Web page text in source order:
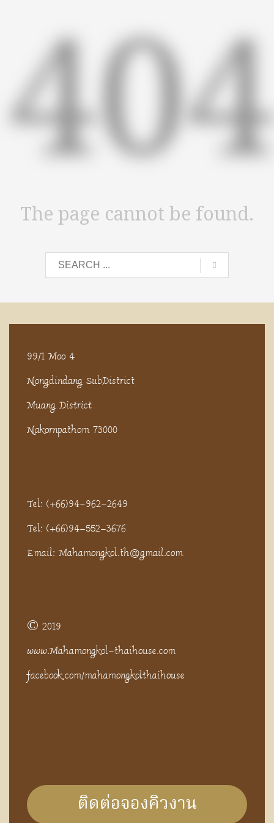
The page cannot be found.
99/1 Moo 4
Nongdindang SubDistrict
Muang District
Nakornpathom 73000
Tel: (+66)94-962-2649
Tel: (+66)94-552-3676
Email: Mahamongkol.th@gmail.com
© 2019
www.Mahamongkol-thaihouse.com
facebook.com/mahamongkolthaihouse
ติดต่อจองคิวงาน